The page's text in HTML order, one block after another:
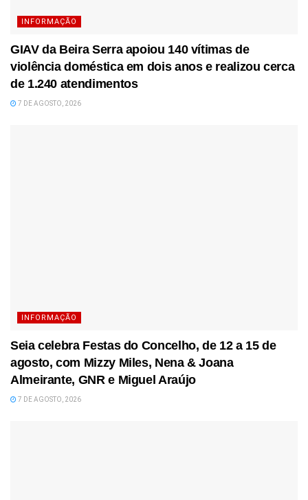
INFORMAÇÃO
GIAV da Beira Serra apoiou 140 vítimas de
violência doméstica em dois anos e realizou cerca
de 1.240 atendimentos
7 DE AGOSTO, 2026
INFORMAÇÃO
Seia celebra Festas do Concelho, de 12 a 15 de
agosto, com Mizzy Miles, Nena & Joana
Almeirante, GNR e Miguel Araújo
7 DE AGOSTO, 2026